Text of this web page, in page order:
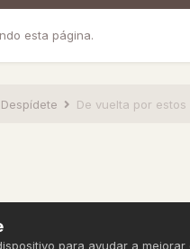
esta página.
De vuelta por estos
para ayudar a mejorar